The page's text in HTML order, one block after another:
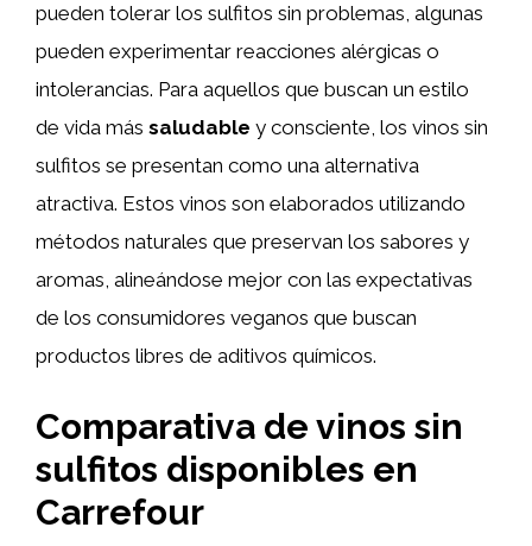
pueden tolerar los sulfitos sin problemas, algunas
pueden experimentar reacciones alérgicas o
intolerancias. Para aquellos que buscan un estilo
de vida más saludable y consciente, los vinos sin
sulfitos se presentan como una alternativa
atractiva. Estos vinos son elaborados utilizando
métodos naturales que preservan los sabores y
aromas, alineándose mejor con las expectativas
de los consumidores veganos que buscan
productos libres de aditivos químicos.
Comparativa de vinos sin
sulfitos disponibles en
Carrefour